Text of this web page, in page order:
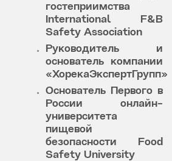
гостеприимства
International F&B
Safety Association
Руководитель и
основатель компании
«ХорекаЭкспертГрупп»
Основатель Первого в
России онлайн-
университета
пищевой
безопасности Food
Safety University